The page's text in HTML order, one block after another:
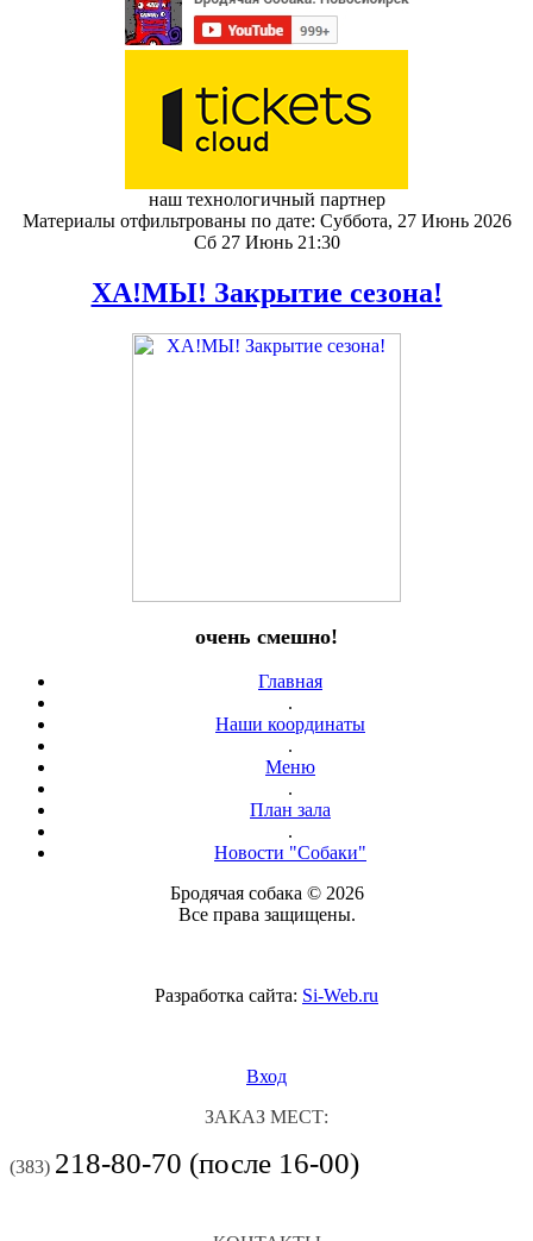
наш технологичный партнер
Материалы отфильтрованы по дате: Суббота, 27 Июнь 2026
Сб 27 Июнь 21:30
ХА!МЫ! Закрытие сезона!
очень смешно!
Главная
.
Наши координаты
.
Меню
.
План зала
.
Новости "Собаки"
Бродячая собака © 2026
Все права защищены.
Разработка сайта: Si-Web.ru
Вход
ЗАКАЗ МЕСТ:
(383) 218-80-70 (после 16-00)